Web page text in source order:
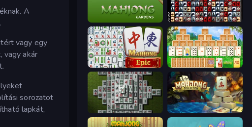
A
vagy egy
vagy akár
sorozatot
lapkát,
Mahjong Gardens War Mahjong
Mahjong Epic Magic Towers Solitaire
Mahjong 3D Classic Mahjong Collection